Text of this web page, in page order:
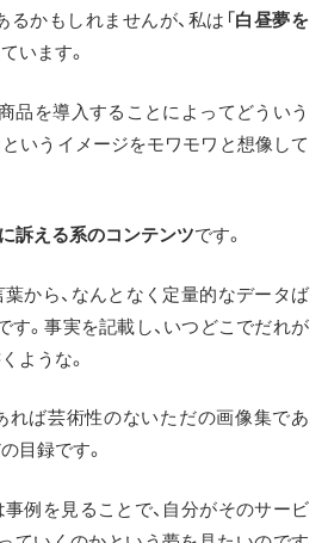
かもしれませんが、私は「白昼夢を
います。
商品を導入することによってどういう
いうイメージをモワモワと想像して
訴える系のコンテンツです。
から、なんとなく定量的なデータば
。事実を記載し、いつどこでだれが
ような。
れば芸術性のないただの画像集であ
目録です。
事例を見ることで、自分がそのサービ